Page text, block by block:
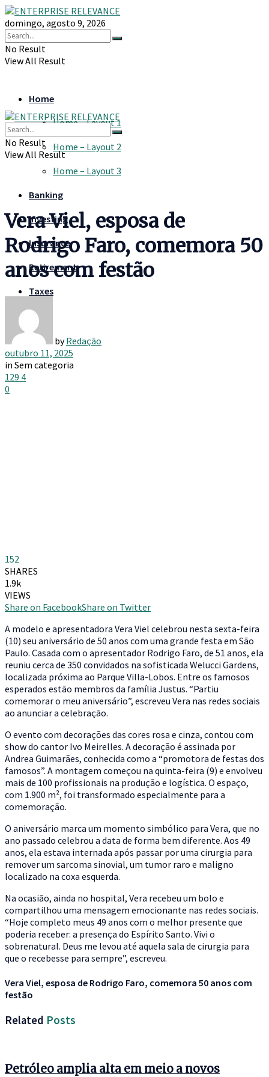
domingo, agosto 9, 2026
No Result
View All Result
Home
Home – Layout 1
Home – Layout 2
Home – Layout 3
Banking
Investing
Insurance
Retirement
Taxes
No Result
View All Result
Vera Viel, esposa de
Rodrigo Faro, comemora 50
anos com festão
by Redação
outubro 11, 2025
in Sem categoria
129 4
0
152
SHARES
1.9k
VIEWS
Share on FacebookShare on Twitter
A modelo e apresentadora Vera Viel celebrou nesta sexta-feira
(10) seu aniversário de 50 anos com uma grande festa em São
Paulo. Casada com o apresentador Rodrigo Faro, de 51 anos, ela
reuniu cerca de 350 convidados na sofisticada Welucci Gardens,
localizada próxima ao Parque Villa-Lobos. Entre os famosos
esperados estão membros da família Justus. “Partiu
comemorar o meu aniversário”, escreveu Vera nas redes sociais
ao anunciar a celebração.
O evento com decorações das cores rosa e cinza, contou com
show do cantor Ivo Meirelles. A decoração é assinada por
Andrea Guimarães, conhecida como a “promotora de festas dos
famosos”. A montagem começou na quinta-feira (9) e envolveu
mais de 100 profissionais na produção e logística. O espaço,
com 1.900 m², foi transformado especialmente para a
comemoração.
O aniversário marca um momento simbólico para Vera, que no
ano passado celebrou a data de forma bem diferente. Aos 49
anos, ela estava internada após passar por uma cirurgia para
remover um sarcoma sinovial, um tumor raro e maligno
localizado na coxa esquerda.
Na ocasião, ainda no hospital, Vera recebeu um bolo e
compartilhou uma mensagem emocionante nas redes sociais.
“Hoje completo meus 49 anos com o melhor presente que
poderia receber: a presença do Espírito Santo. Vivi o
sobrenatural. Deus me levou até aquela sala de cirurgia para
que o recebesse para sempre”, escreveu.
Vera Viel, esposa de Rodrigo Faro, comemora 50 anos com
festão
Related Posts
Petróleo amplia alta em meio a novos